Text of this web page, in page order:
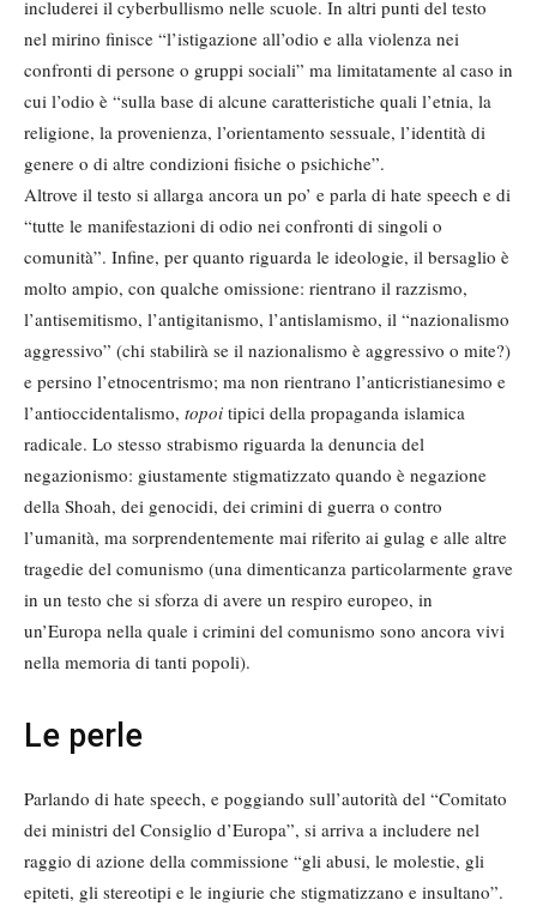
includerei il cyberbullismo nelle scuole. In altri punti del testo
nel mirino finisce “l’istigazione all’odio e alla violenza nei
confronti di persone o gruppi sociali” ma limitatamente al caso in
cui l’odio è “sulla base di alcune caratteristiche quali l’etnia, la
religione, la provenienza, l’orientamento sessuale, l’identità di
genere o di altre condizioni fisiche o psichiche”.
Altrove il testo si allarga ancora un po’ e parla di hate speech e di
“tutte le manifestazioni di odio nei confronti di singoli o
comunità”. Infine, per quanto riguarda le ideologie, il bersaglio è
molto ampio, con qualche omissione: rientrano il razzismo,
l’antisemitismo, l’antigitanismo, l’antislamismo, il “nazionalismo
aggressivo” (chi stabilirà se il nazionalismo è aggressivo o mite?)
e persino l’etnocentrismo; ma non rientrano l’anticristianesimo e
l’antioccidentalismo, topoi tipici della propaganda islamica
radicale. Lo stesso strabismo riguarda la denuncia del
negazionismo: giustamente stigmatizzato quando è negazione
della Shoah, dei genocidi, dei crimini di guerra o contro
l’umanità, ma sorprendentemente mai riferito ai gulag e alle altre
tragedie del comunismo (una dimenticanza particolarmente grave
in un testo che si sforza di avere un respiro europeo, in
un’Europa nella quale i crimini del comunismo sono ancora vivi
nella memoria di tanti popoli).
Le perle
Parlando di hate speech, e poggiando sull’autorità del “Comitato
dei ministri del Consiglio d’Europa”, si arriva a includere nel
raggio di azione della commissione “gli abusi, le molestie, gli
epiteti, gli stereotipi e le ingiurie che stigmatizzano e insultano”.